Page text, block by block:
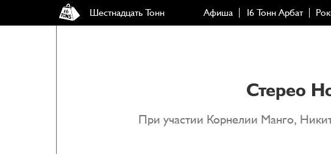
Шестнадцать Тонн Афиша 16 Тонн Арбат
Стерео
При участии Корнелии Манго,